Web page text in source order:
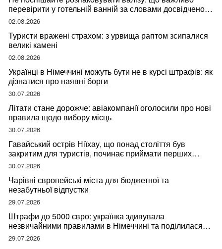
перевірити у готельній ванній за словами досвідченої
мандрівниці
02.08.2026
Туристи вражені страхом: з урвища раптом зсипалися
великі камені
02.08.2026
Українці в Німеччині можуть бути не в курсі штрафів: як
дізнатися про наявні борги
30.07.2026
Літати стане дорожче: авіакомпанії оголосили про нові
правила щодо вибору місць
30.07.2026
Гавайський острів Ніїхау, що понад століття був
закритим для туристів, починає приймати перших
відвідувачів
30.07.2026
Чарівні європейські міста для бюджетної та
незабутньої відпустки
29.07.2026
Штрафи до 5000 євро: українка здивувала
незвичайними правилами в Німеччині та поділилася
правдою
29.07.2026